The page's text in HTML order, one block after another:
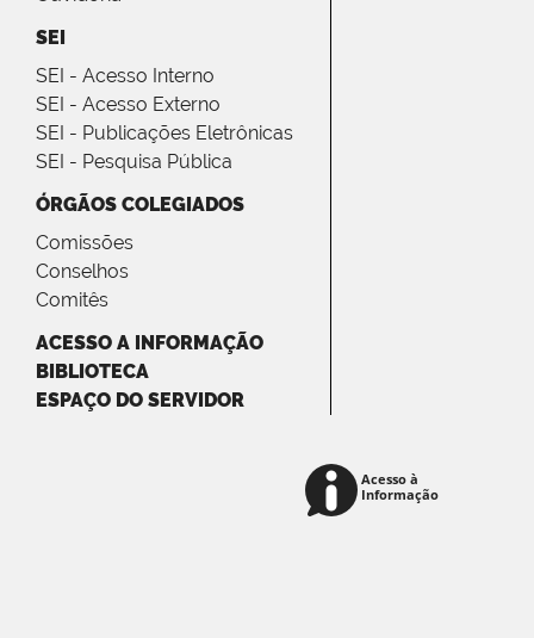
SEI
SEI - Acesso Interno
SEI - Acesso Externo
SEI - Publicações Eletrônicas
SEI - Pesquisa Pública
ÓRGÃOS COLEGIADOS
Comissões
Conselhos
Comitês
ACESSO A INFORMAÇÃO
BIBLIOTECA
ESPAÇO DO SERVIDOR